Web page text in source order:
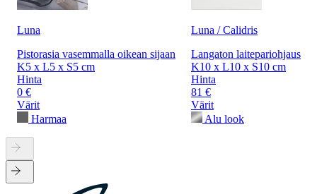
Luna
Pistorasia vasemmalla oikean sijaan
K5 x L5 x S5 cm
Hinta
0 €
Värit
Harmaa
Luna / Calidris
Langaton laitepariohjaus
K10 x L10 x S10 cm
Hinta
81 €
Värit
Alu look